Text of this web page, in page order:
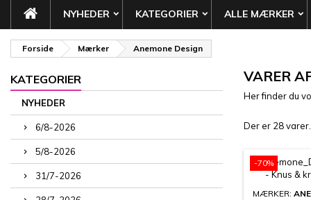
NYHEDER KATEGORIER ALLE MÆRKER
Forside Mærker Anemone Design
KATEGORIER
NYHEDER
6/8-2026
5/8-2026
31/7-2026
VARER
Her finder du
Der er 28 varer.
-70%
MÆRKER: